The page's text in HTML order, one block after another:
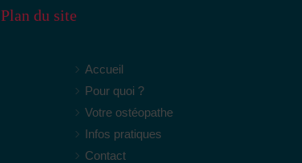
Plan du site
Accueil
Pour quoi ?
Votre ostéopathe
Infos pratiques
Contact